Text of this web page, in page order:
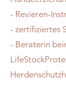
- Revieren-
- zertifiziertes
- Beraterin